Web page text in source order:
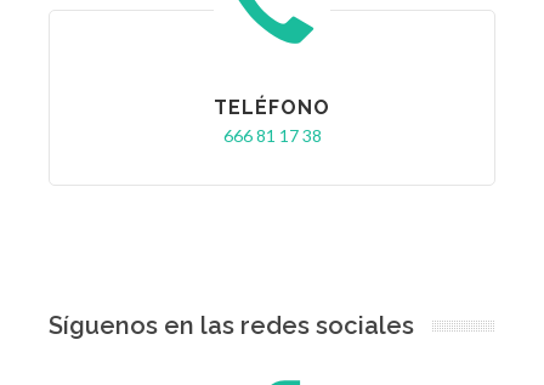
TELÉFONO
666 81 17 38
Síguenos en las redes sociales